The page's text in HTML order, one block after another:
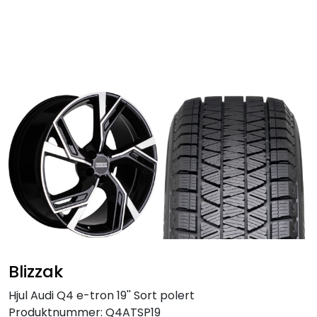
Blizzak
Hjul Audi Q4 e-tron 19'' Sort polert
Produktnummer: Q4ATSP19
Hjulpakker
Felger
Lastebil
Buss
Anlegg